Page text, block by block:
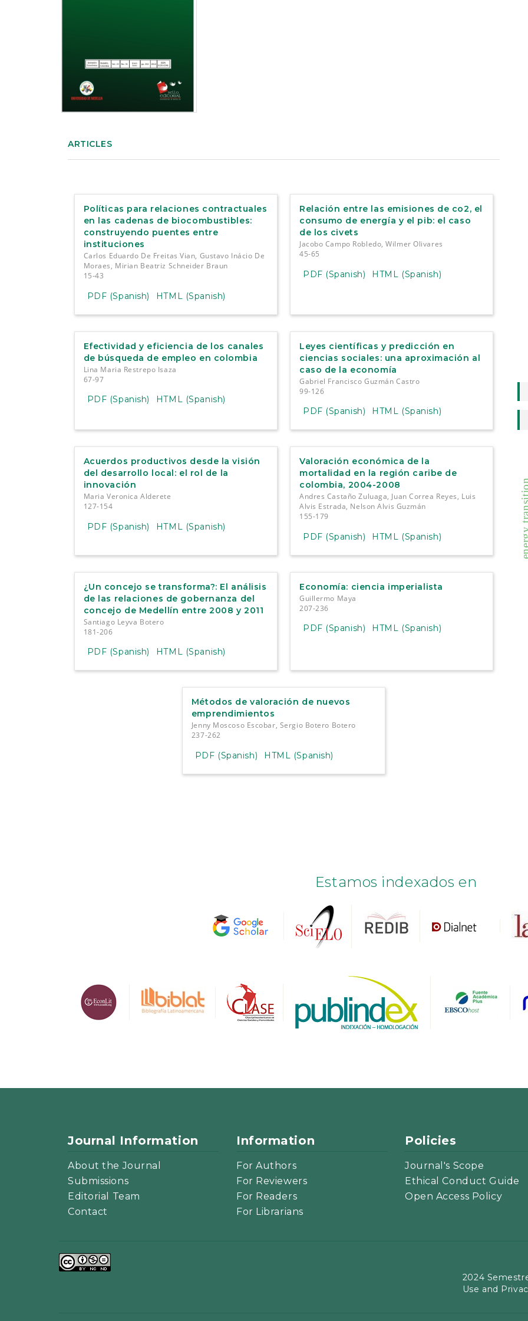
ARTICLES
Políticas para relaciones contractuales
en las cadenas de biocombustibles:
construyendo puentes entre
instituciones
Carlos Eduardo De Freitas Vian, Gustavo Inácio De
Moraes, Mirian Beatriz Schneider Braun
15-43
PDF (Spanish) HTML (Spanish)
Relación entre las emisiones de co2, el
consumo de energía y el pib: el caso
de los civets
Jacobo Campo Robledo, Wilmer Olivares
45-65
PDF (Spanish) HTML (Spanish)
Efectividad y eficiencia de los canales
de búsqueda de empleo en colombia
Lina Maria Restrepo Isaza
67-97
PDF (Spanish) HTML (Spanish)
Leyes científicas y predicción en
ciencias sociales: una aproximación al
caso de la economía
Gabriel Francisco Guzmán Castro
99-126
PDF (Spanish) HTML (Spanish)
Acuerdos productivos desde la visión
del desarrollo local: el rol de la
innovación
Maria Veronica Alderete
127-154
PDF (Spanish) HTML (Spanish)
Valoración económica de la
mortalidad en la región caribe de
colombia, 2004-2008
Andres Castaño Zuluaga, Juan Correa Reyes, Luis
Alvis Estrada, Nelson Alvis Guzmán
155-179
PDF (Spanish) HTML (Spanish)
¿Un concejo se transforma?: El análisis
de las relaciones de gobernanza del
concejo de Medellín entre 2008 y 2011
Santiago Leyva Botero
181-206
PDF (Spanish) HTML (Spanish)
Economía: ciencia imperialista
Guillermo Maya
207-236
PDF (Spanish) HTML (Spanish)
Métodos de valoración de nuevos
emprendimientos
Jenny Moscoso Escobar, Sergio Botero Botero
237-262
PDF (Spanish) HTML (Spanish)
Estamos indexados en
Journal Information
About the Journal
Submissions
Editorial Team
Contact
Information
For Authors
For Reviewers
For Readers
For Librarians
Policies
Journal's Scope
Ethical Conduct Guide
Open Access Policy
2024
Use and